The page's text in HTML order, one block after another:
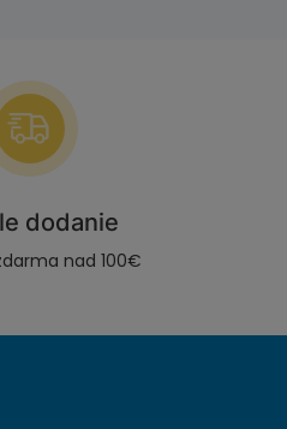
dodanie
nad 100€